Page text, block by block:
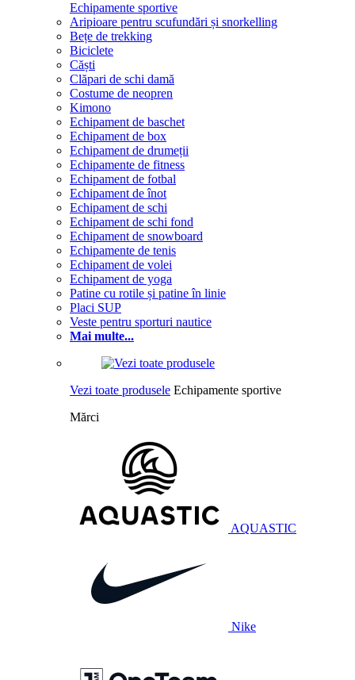
Echipamente sportive
Aripioare pentru scufundări și snorkelling
Bețe de trekking
Biciclete
Căști
Clăpari de schi damă
Costume de neopren
Kimono
Echipament de baschet
Echipament de box
Echipament de drumeții
Echipamente de fitness
Echipament de fotbal
Echipament de înot
Echipament de schi
Echipament de schi fond
Echipament de snowboard
Echipamente de tenis
Echipament de volei
Echipament de yoga
Patine cu rotile și patine în linie
Placi SUP
Veste pentru sporturi nautice
Mai multe...
Vezi toate produsele Echipamente sportive
Mărci
AQUASTIC
Nike